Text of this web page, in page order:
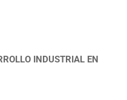
INDUSTRIAL EN